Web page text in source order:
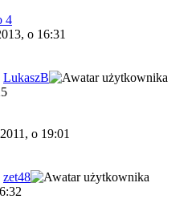
4
o 16:31
LukaszB
o 19:01
zet48